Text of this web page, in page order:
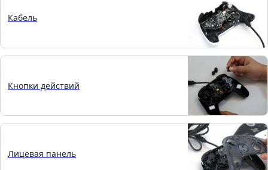
Кабель
Кнопки действий
Лицевая панель